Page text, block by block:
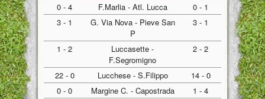
0 - 4
F.Marlia - Atl. Lucca
0 - 1
3 - 1
G. Via Nova - Pieve San
P
3 - 1
1 - 2
Luccasette -
F.Segromigno
2 - 2
22 - 0 Lucchese - S.Filippo
14 - 0
0 - 0
Margine C. - Capostrada
1 - 4